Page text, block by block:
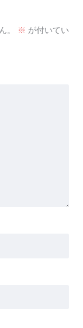
。 ※ が付いてい